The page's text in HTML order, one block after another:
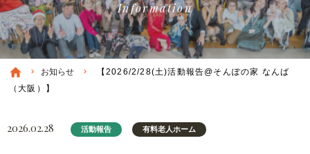
Information
お知らせ
【2026/2/28(土)活動報告@そんぽの家 なんば
（大阪）】
2026.02.28 活動報告 有料老人ホーム